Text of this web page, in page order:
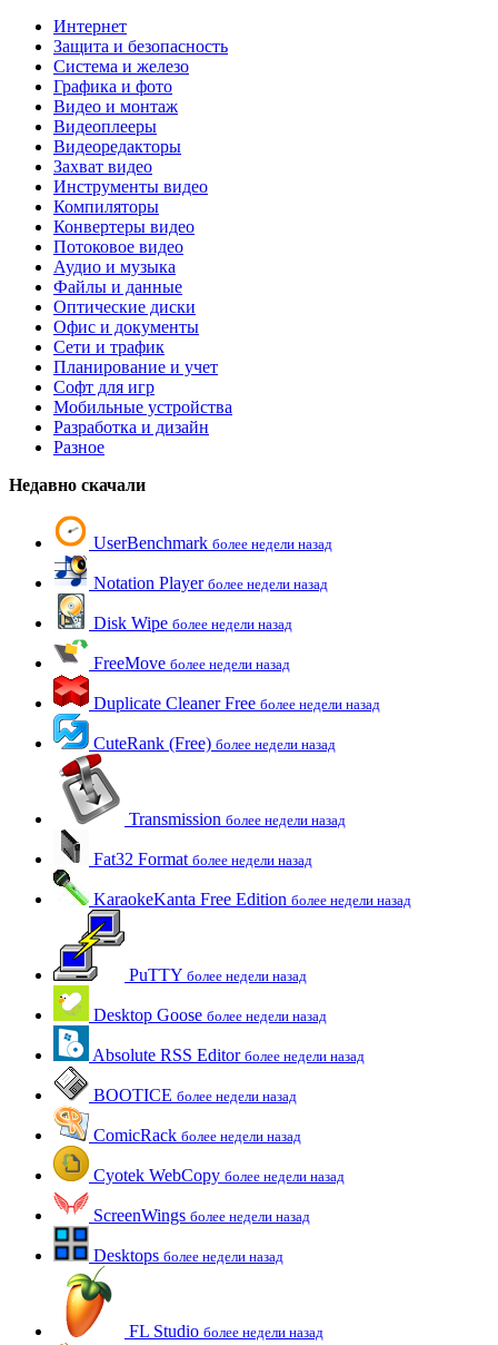
Интернет
Защита и безопасность
Система и железо
Графика и фото
Видео и монтаж
Видеоплееры
Видеоредакторы
Захват видео
Инструменты видео
Компиляторы
Конвертеры видео
Потоковое видео
Аудио и музыка
Файлы и данные
Оптические диски
Офис и документы
Сети и трафик
Планирование и учет
Софт для игр
Мобильные устройства
Разработка и дизайн
Разное
Недавно скачали
UserBenchmark более недели назад
Notation Player более недели назад
Disk Wipe более недели назад
FreeMove более недели назад
Duplicate Cleaner Free более недели назад
CuteRank (Free) более недели назад
Transmission более недели назад
Fat32 Format более недели назад
KaraokeKanta Free Edition более недели назад
PuTTY более недели назад
Desktop Goose более недели назад
Absolute RSS Editor более недели назад
BOOTICE более недели назад
ComicRack более недели назад
Cyotek WebCopy более недели назад
ScreenWings более недели назад
Desktops более недели назад
FL Studio более недели назад